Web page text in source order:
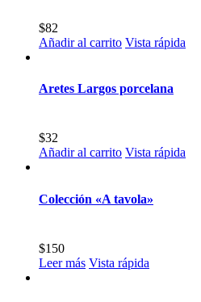
$82
Añadir al carrito Vista rápida
Aretes Largos porcelana
$32
Añadir al carrito Vista rápida
Colección «A tavola»
$150
Leer más Vista rápida